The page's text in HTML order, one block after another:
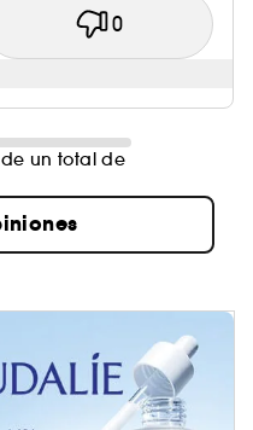
0
de un total de